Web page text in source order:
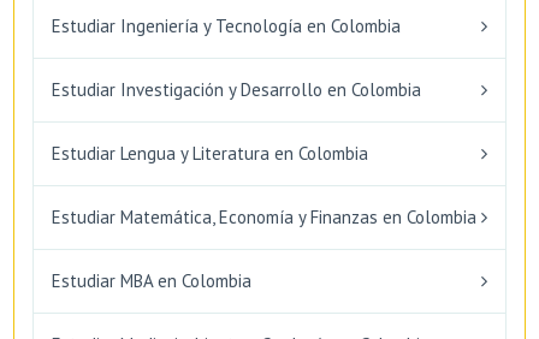
Estudiar Ingeniería y Tecnología en Colombia
Estudiar Investigación y Desarrollo en Colombia
Estudiar Lengua y Literatura en Colombia
Estudiar Matemática, Economía y Finanzas en Colombia
Estudiar MBA en Colombia